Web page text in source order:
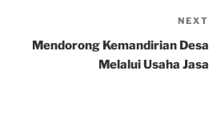
NEXT
Mendorong Kemandirian Desa
Melalui Usaha Jasa